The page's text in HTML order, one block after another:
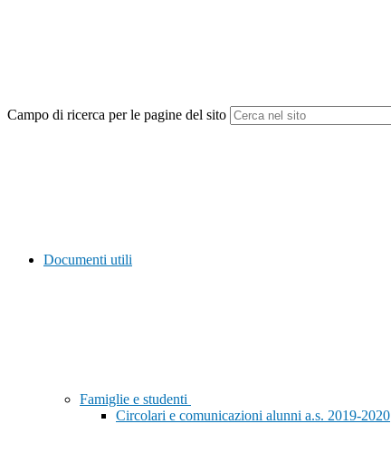
Campo di ricerca per le pagine del sito
Documenti utili
Famiglie e studenti
Circolari e comunicazioni alunni a.s. 2019-2020